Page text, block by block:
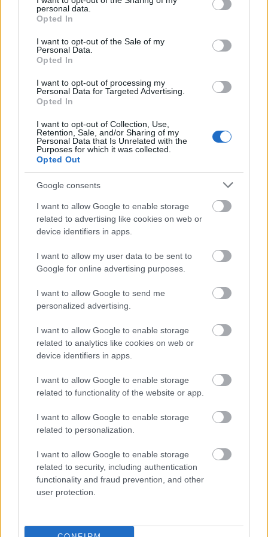
grant or deny consent to Google and its third-party tags to
use your data for below specified purposes in below Google
consent section.
personal data.
Opted In
I want to opt-out of the Sale of my
Personal Data.
Opted In
I want to opt-out of processing my
Personal Data for Targeted Advertising.
Opted In
I want to opt-out of Collection, Use,
Retention, Sale, and/or Sharing of my
Personal Data that Is Unrelated with the
Purposes for which it was collected.
Opted Out
Google consents
I want to allow Google to enable storage
related to advertising like cookies on web or
device identifiers in apps.
I want to allow my user data to be sent to
Google for online advertising purposes.
I want to allow Google to send me
personalized advertising.
I want to allow Google to enable storage
related to analytics like cookies on web or
device identifiers in apps.
I want to allow Google to enable storage
related to functionality of the website or app.
I want to allow Google to enable storage
related to personalization.
I want to allow Google to enable storage
related to security, including authentication
functionality and fraud prevention, and other
user protection.
καταστατικό δεν προέβλεπε αυτονόητους όρους
Κασσελάκης. Ότι αποχώρησαν τα μέλη τη μετέπειτα
Νέας Αριστεράς κλπ, κλπ. Είναι όλα γνωστά.
Μόνο που αποφεύγουν εκκωφαντικά να απαντήσουν
στο καίριο ερώτημα, να μιλήσουν για το μεγάλο
ελέφαντα στο δωμάτιο: στο γιατί ο Κασσελάκης
παρέμεινε 11 μήνες στην ηγεσία του ΣΥΡΙΖΑ.
Παρέμεινε 11 μήνες γιατί τα μισά και περισσότερα
μέλη της Πολιτικής Γραμματείας και του στελεχικού
δυναμικού ανέχτηκαν και στήριξαν μια εντελώς
αυθαίρετη, αντιδημοκρατική, αντικομματική
λειτουργία εποφθαλμιώντας καλύτερη θέση και
περισσότερη εξουσία υπό τον πρόεδρο Κασσελάκη.
Να υπενθυμίσω ότι πολλές από τις πολιτικές
«στραβοτιμονιές» που χρεώθηκε ο ΣΥΡΙΖΑ επί
Κασσελάκη είχαν τη σύμφωνη γνώμη αυτού του
πάνω‐κάτω τις ίδιες θέσεις.
Το μεγαλύτερο λάθος με την εκλογή Κασσελάκη δεν
ήταν το ρίσκο του πρώτου τυχόντα αλλά η αυταπάτη
τι ήταν διατεθειμένο να καταπιεί.
Αποδείχτηκε ότι ένα μεγάλο μέρος δεν είχε τέτοια
όρια! Το καράβι βούλιαζε στην αυτογελοιοποίηση και
οι μισοί αναζητούσαν καλύτερη θέση στο καράβι που
μαζί, οι εναντίον του και οι υπέρ του, σαν να μη